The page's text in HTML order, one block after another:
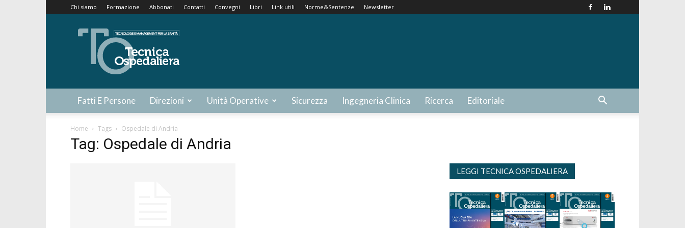
Chi siamo Formazione Abbonati Contatti Convegni Libri Link utili Norme&Sentenze Newsletter
Tecnica
Ospedaliera
Fatti E Persone Direzioni Unità Operative Sicurezza Ingegneria Clinica Ricerca Editoriale
Home Tags Ospedale di Andria
Tag: Ospedale di Andria
LEGGI TECNICA OSPEDALIERA